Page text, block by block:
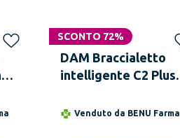
SCONTO 72%
DAM Braccialetto
intelligente C2 Plus
pressione sanguigna
Venduto da BENU Farma